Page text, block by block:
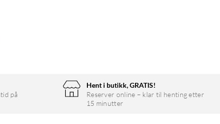
på
Hent i butikk, GRATIS!
Reserver online – klar til henting etter
15 minutter